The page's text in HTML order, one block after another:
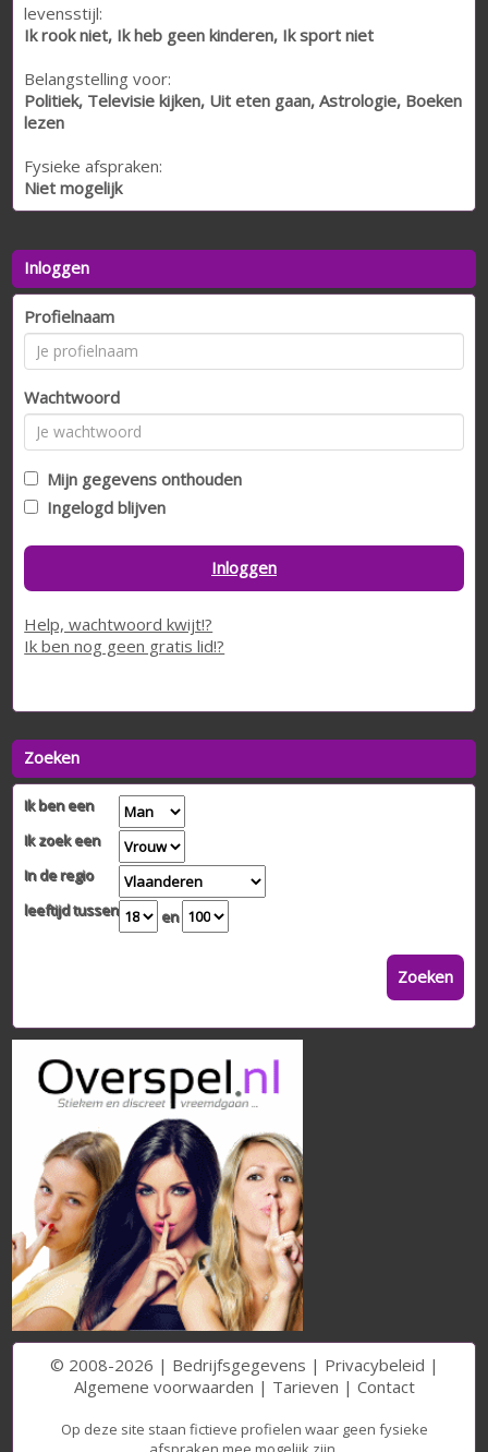
levensstijl:
Ik rook niet, Ik heb geen kinderen, Ik sport niet
Belangstelling voor:
Politiek, Televisie kijken, Uit eten gaan, Astrologie, Boeken
lezen
Fysieke afspraken:
Niet mogelijk
Inloggen
Profielnaam
Wachtwoord
Mijn gegevens onthouden
Ingelogd blijven
Inloggen
Help, wachtwoord kwijt!?
Ik ben nog geen gratis lid!?
Zoeken
Ik ben een
Ik zoek een
In de regio
leeftijd tussen
en
Zoeken
© 2008-2026 | Bedrijfsgegevens | Privacybeleid |
Algemene voorwaarden | Tarieven | Contact
Op deze site staan fictieve profielen waar geen fysieke